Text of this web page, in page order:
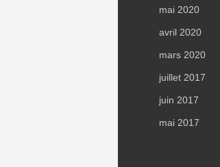
mai 2020
avril 2020
mars 2020
juillet 2017
juin 2017
mai 2017